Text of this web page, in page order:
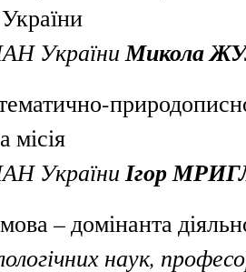
України
УкраїниМикола
УкраїниІгор
– домінанта
наук,